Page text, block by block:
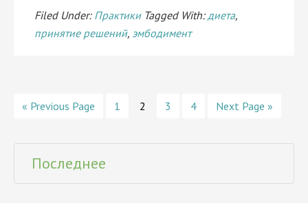
Filed Under: Практики Tagged With:диета,
принятие решений, эмбодимент
« Previous Page 1 2 3 4 Next Page »
Последнее